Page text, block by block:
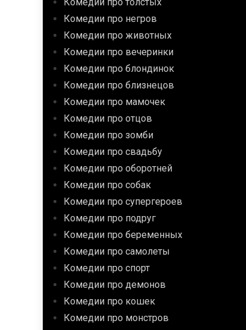
Комедии про негров
Комедии про животных
Комедии про вечеринки
Комедии про блондинок
Комедии про близнецов
Комедии про мамочек
Комедии про отцов
Комедии про зомби
Комедии про свадьбу
Комедии про оборотней
Комедии про собак
Комедии про супергероев
Комедии про подруг
Комедии про беременных
Комедии про самолеты
Комедии про спорт
Комедии про демонов
Комедии про кошек
Комедии про монстров